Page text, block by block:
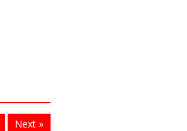
Next »